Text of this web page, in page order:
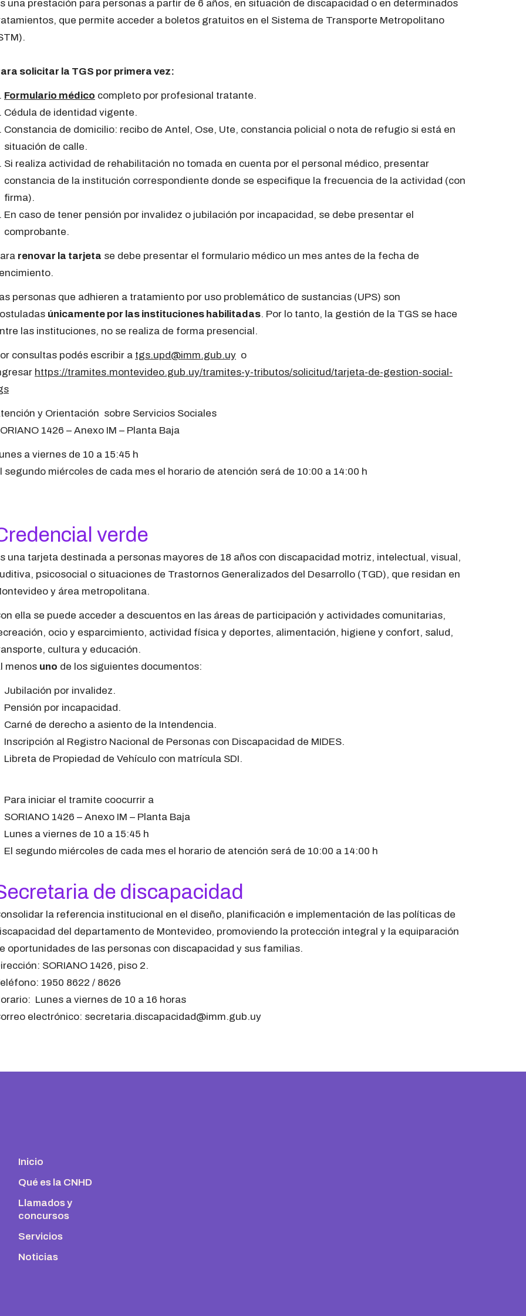
una prestación para personas a partir de 6 años, en situación de discapacidad o en determinados
que permite acceder a boletos gratuitos en el Sistema de Transporte Metropolitano
solicitar la TGS por primera vez:
Formulario médico completo por profesional tratante.
Cédula de identidad vigente.
Constancia de domicilio: recibo de Antel, Ose, Ute, constancia policial o nota de refugio si está en
situación de calle.
Si realiza actividad de rehabilitación no tomada en cuenta por el personal médico, presentar
constancia de la institución correspondiente donde se especifique la frecuencia de la actividad (con
firma).
En caso de tener pensión por invalidez o jubilación por incapacidad, se debe presentar el
comprobante.
renovar la tarjeta se debe presentar el formulario médico un mes antes de la fecha de
personas que adhieren a tratamiento por uso problemático de sustancias (UPS) son
únicamente por las instituciones habilitadas. Por lo tanto, la gestión de la TGS se hace
las instituciones, no se realiza de forma presencial.
consultas podés escribir a tgs.upd@imm.gub.uy o
https://tramites.montevideo.gub.uy/tramites-y-tributos/solicitud/tarjeta-de-gestion-social-
y Orientación sobre Servicios Sociales
1426 – Anexo IM – Planta Baja
a viernes de 10 a 15:45 h
segundo miércoles de cada mes el horario de atención será de 10:00 a 14:00 h
verde
una tarjeta destinada a personas mayores de 18 años con discapacidad motriz, intelectual, visual,
psicosocial o situaciones de Trastornos Generalizados del Desarrollo (TGD), que residan en
y área metropolitana.
ella se puede acceder a descuentos en las áreas de participación y actividades comunitarias,
ocio y esparcimiento, actividad física y deportes, alimentación, higiene y confort, salud,
cultura y educación.
menos uno de los siguientes documentos:
Jubilación por invalidez.
Pensión por incapacidad.
Carné de derecho a asiento de la Intendencia.
Inscripción al Registro Nacional de Personas con Discapacidad de MIDES.
Libreta de Propiedad de Vehículo con matrícula SDI.
Para iniciar el tramite coocurrir a
SORIANO 1426 – Anexo IM – Planta Baja
Lunes a viernes de 10 a 15:45 h
El segundo miércoles de cada mes el horario de atención será de 10:00 a 14:00 h
de discapacidad
la referencia institucional en el diseño, planificación e implementación de las políticas de
del departamento de Montevideo, promoviendo la protección integral y la equiparación
oportunidades de las personas con discapacidad y sus familias.
SORIANO 1426, piso 2.
1950 8622 / 8626
Lunes a viernes de 10 a 16 horas
electrónico: secretaria.discapacidad@imm.gub.uy
Inicio
Qué es la CNHD
Llamados y
concursos
Servicios
Noticias